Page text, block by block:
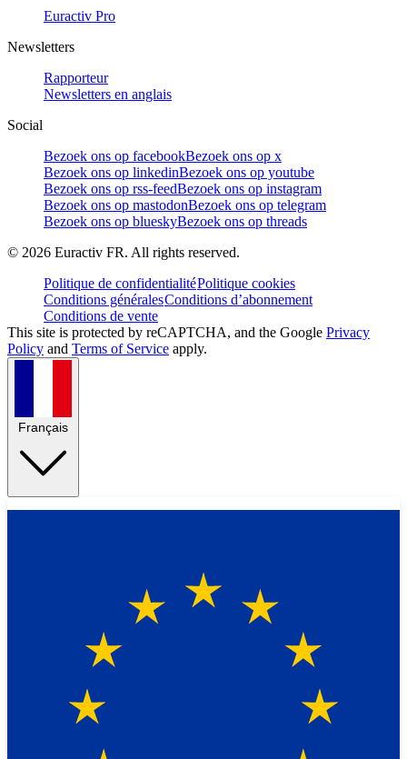
Euractiv Pro
Newsletters
Rapporteur
Newsletters en anglais
Social
Bezoek ons op facebookBezoek ons op x
Bezoek ons op linkedinBezoek ons op youtube
Bezoek ons op rss-feedBezoek ons op instagram
Bezoek ons op mastodonBezoek ons op telegram
Bezoek ons op blueskyBezoek ons op threads
© 2026 Euractiv FR. All rights reserved.
Politique de confidentialitéPolitique cookies
Conditions généralesConditions d’abonnement
Conditions de vente
This site is protected by reCAPTCHA, and the Google Privacy
Policy and Terms of Service apply.
Français